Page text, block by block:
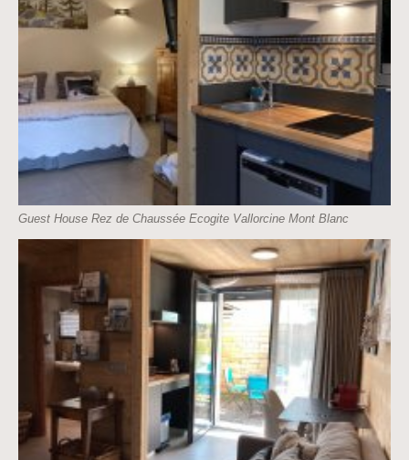
Guest House Rez de Chaussée Ecogite Vallorcine Mont Blanc